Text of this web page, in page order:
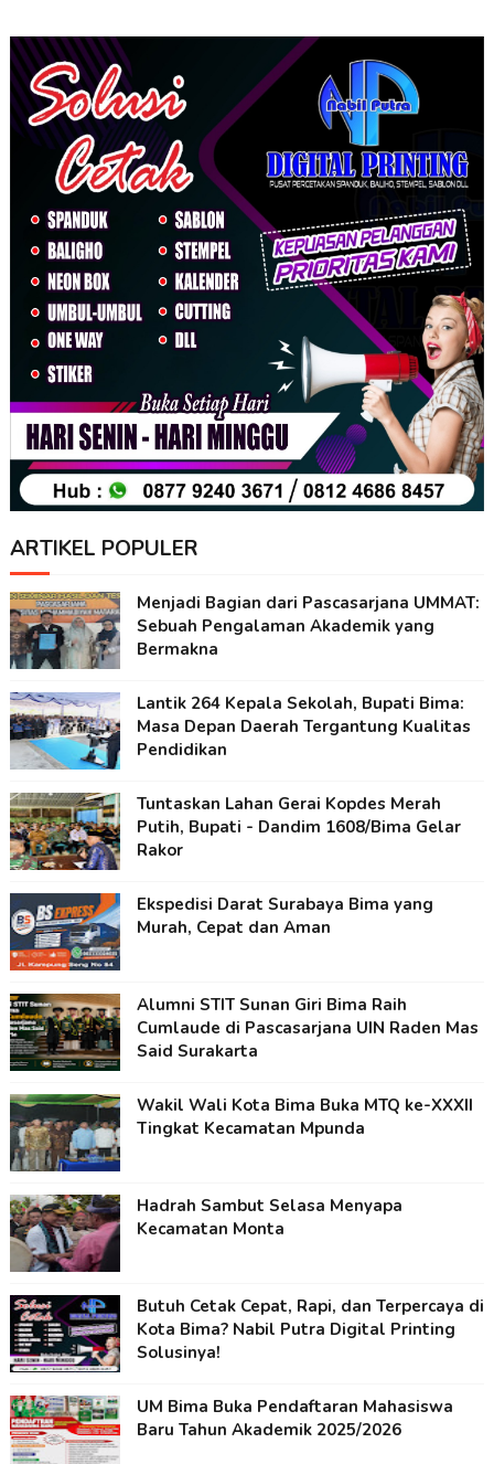
ARTIKEL POPULER
Menjadi Bagian dari Pascasarjana UMMAT:
Sebuah Pengalaman Akademik yang
Bermakna
Lantik 264 Kepala Sekolah, Bupati Bima:
Masa Depan Daerah Tergantung Kualitas
Pendidikan
Tuntaskan Lahan Gerai Kopdes Merah
Putih, Bupati - Dandim 1608/Bima Gelar
Rakor
Ekspedisi Darat Surabaya Bima yang
Murah, Cepat dan Aman
Alumni STIT Sunan Giri Bima Raih
Cumlaude di Pascasarjana UIN Raden Mas
Said Surakarta
Wakil Wali Kota Bima Buka MTQ ke-XXXII
Tingkat Kecamatan Mpunda
Hadrah Sambut Selasa Menyapa
Kecamatan Monta
Butuh Cetak Cepat, Rapi, dan Terpercaya di
Kota Bima? Nabil Putra Digital Printing
Solusinya!
UM Bima Buka Pendaftaran Mahasiswa
Baru Tahun Akademik 2025/2026